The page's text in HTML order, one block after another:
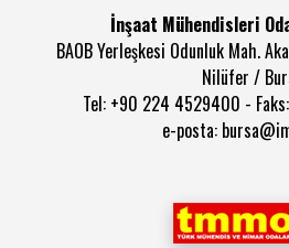
İnşaat Mühendisleri
BAOB Yerleşkesi Odunluk Mah.
Nilüfer /
Tel: +90 224 4529400 -
e-posta: